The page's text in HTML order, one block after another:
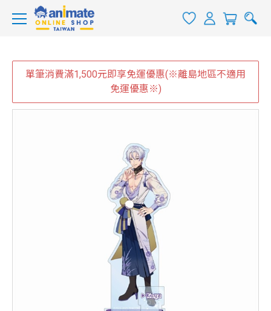
單筆消費滿1,500元即享免運優惠(※離島地區不適用
免運優惠※)